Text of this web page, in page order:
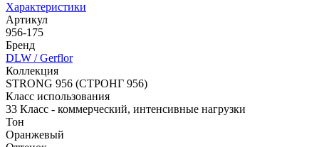
Характеристики
Артикул
956-175
Бренд
DLW / Gerflor
Коллекция
STRONG 956 (СТРОНГ 956)
Класс использования
33 Класс - коммерческий, интенсивные нагрузки
Тон
Оранжевый